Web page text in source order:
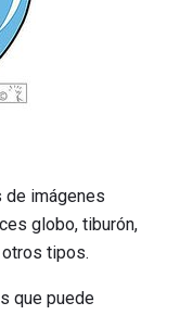
de imágenes
globo, tiburón,
tipos.
que puede